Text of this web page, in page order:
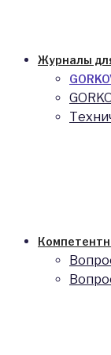
Журналы